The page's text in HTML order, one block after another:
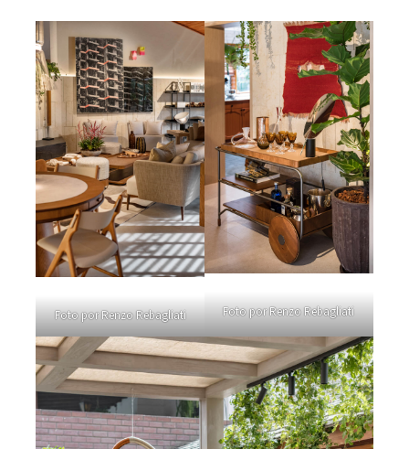
Foto por Renzo Rebagliati Foto por Renzo Rebagliati